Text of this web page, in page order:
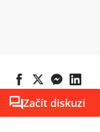
Začít diskuzi